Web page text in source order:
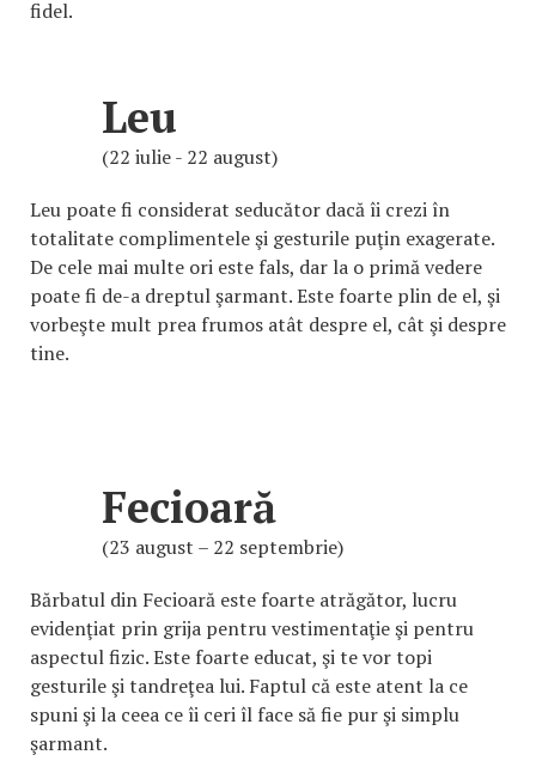
fidel.
Leu
(22 iulie - 22 august)
Leu poate fi considerat seducător dacă îi crezi în
totalitate complimentele şi gesturile puţin exagerate.
De cele mai multe ori este fals, dar la o primă vedere
poate fi de-a dreptul şarmant. Este foarte plin de el, şi
vorbeşte mult prea frumos atât despre el, cât şi despre
tine.
Fecioară
(23 august – 22 septembrie)
Bărbatul din Fecioară este foarte atrăgător, lucru
evidenţiat prin grija pentru vestimentaţie şi pentru
aspectul fizic. Este foarte educat, şi te vor topi
gesturile şi tandreţea lui. Faptul că este atent la ce
spuni şi la ceea ce îi ceri îl face să fie pur şi simplu
şarmant.